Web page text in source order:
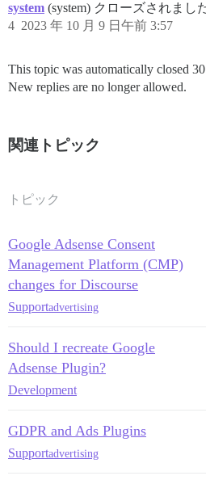
system (system) クローズされまし
2023 年 10 月 9 日午前 3:57
4
This topic was automatically closed
New replies are no longer allowed.
関連トピック
トピック
Google Adsense Consent
Management Platform (CMP)
changes for Discourse
Supportadvertising
Should I recreate Google
Adsense Plugin?
Development
GDPR and Ads Plugins
Supportadvertising